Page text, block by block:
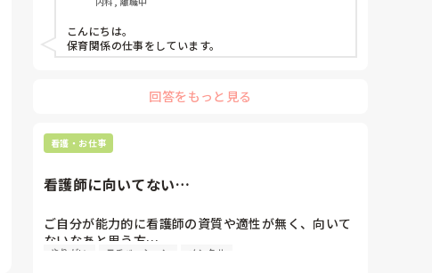
こんにちは。
保育関係の仕事をしています。
回答をもっと見る
看護・お仕事
看護師に向いてない…
ご自分が能力的に看護師の資質や適性が無く、向いて
ないなあと思う方…
どんな心持ちで勤務されてますか？
やりがい モチベーション メンタル